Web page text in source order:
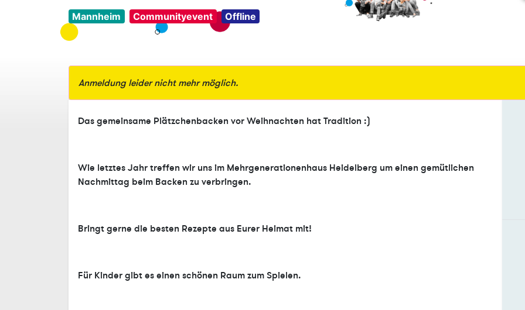
Mannheim Communityevent Offline
Anmeldung leider nicht mehr möglich.
Das gemeinsame Plätzchenbacken vor Weihnachten hat Tradition :)
Wie letztes Jahr treffen wir uns im Mehrgenerationenhaus Heidelberg um einen gemütlichen
Nachmittag beim Backen zu verbringen.
Bringt gerne die besten Rezepte aus Eurer Heimat mit!
Für Kinder gibt es einen schönen Raum zum Spielen.